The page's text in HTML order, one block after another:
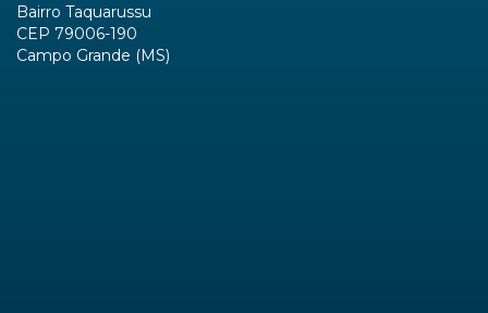
Bairro Taquarussu
CEP 79006-190
Campo Grande (MS)